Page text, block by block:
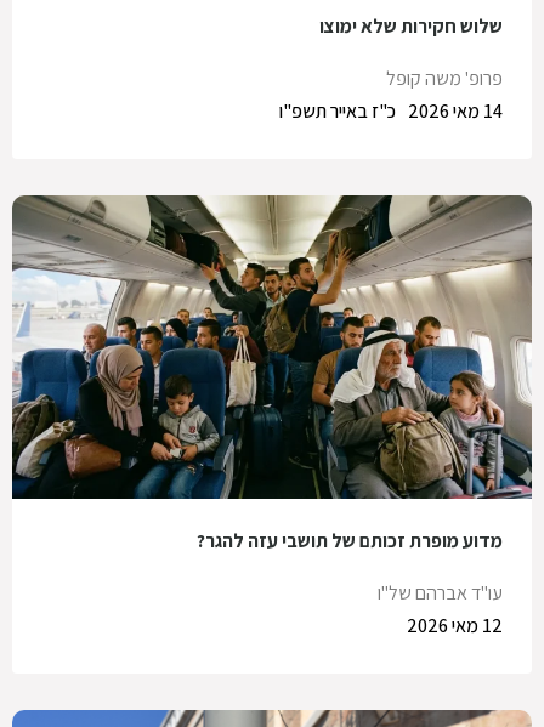
שלוש חקירות שלא ימוצו
פרופ' משה קופל
כ"ז באייר תשפ"ו
14 מאי 2026
מדוע מופרת זכותם של תושבי עזה להגר?
עו"ד אברהם של"ו
12 מאי 2026